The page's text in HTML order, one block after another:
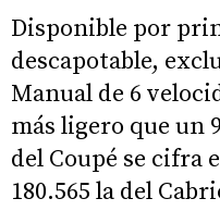
Disponible por
descapotable,
Manual de 6
más ligero que un
del Coupé se cifra
180.565 la del